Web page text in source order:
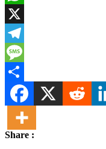
WhatsApp
X
Telegram
Message
Share
Share :